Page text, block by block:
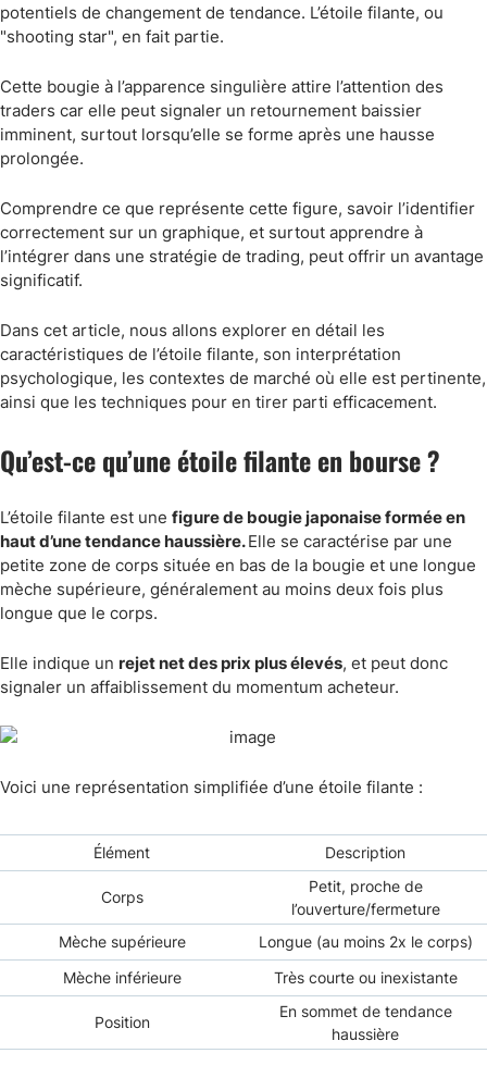
potentiels de changement de tendance. L’étoile filante, ou
"shooting star", en fait partie.
Cette bougie à l’apparence singulière attire l’attention des
traders car elle peut signaler un retournement baissier
imminent, surtout lorsqu’elle se forme après une hausse
prolongée.
Comprendre ce que représente cette figure, savoir l’identifier
correctement sur un graphique, et surtout apprendre à
l’intégrer dans une stratégie de trading, peut offrir un avantage
significatif.
Dans cet article, nous allons explorer en détail les
caractéristiques de l’étoile filante, son interprétation
psychologique, les contextes de marché où elle est pertinente,
ainsi que les techniques pour en tirer parti efficacement.
Qu’est-ce qu’une étoile filante en bourse ?
L’étoile filante est une figure de bougie japonaise formée en
haut d’une tendance haussière.Elle se caractérise par une
petite zone de corps située en bas de la bougie et une longue
mèche supérieure, généralement au moins deux fois plus
longue que le corps.
Elle indique un rejet net des prix plus élevés, et peut donc
signaler un affaiblissement du momentum acheteur.
Voici une représentation simplifiée d’une étoile filante :
Élément Description
Corps
Petit, proche de
l’ouverture/fermeture
Mèche supérieure
Longue (au moins 2x le corps)
Mèche inférieure
Très courte ou inexistante
Position
En sommet de tendance
haussière